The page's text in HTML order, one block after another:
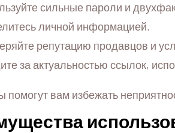
сильные пароли и
личной информацией.
репутацию продавцов и
за актуальностью ссылок,
помогут вам избежать